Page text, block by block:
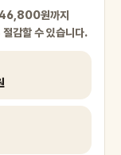
46,800원까지
감할 수 있습니다.